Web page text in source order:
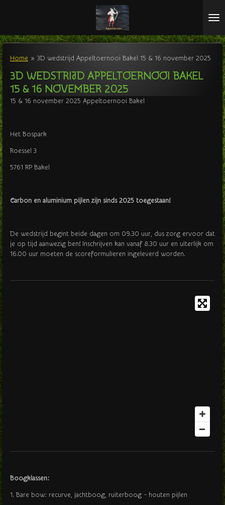
de
Home » 3D wedstrijd Appeltoernooi Bakel 15 & 16 november 2025
3D WEDSTRIJD APPELTOERNOOI BAKEL
15 & 16 NOVEMBER 2025
15 & 16 november 2025 Appeltoernooi Bakel
Het Bospark
Roessel 3
5761 RP Bakel
Carbon en aluminium pijlen zijn sinds 2025 toegestaan!
De wedstrijd begint beide dagen om 09.30 uur, dus zorg ervoor dat
je op tijd aanwezig ben! Inschrijven kan vanaf 8.30 uur en uiterlijk om
16.00 uur moeten de scoreformulieren ingeleverd worden.
Boogklassen:
1. Bare bow: recurve, jachtboog, ruiterboog - houten pijlen